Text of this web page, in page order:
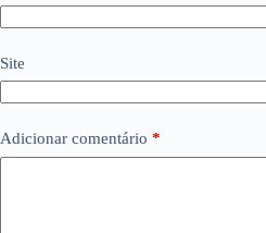
Site
Adicionar comentário *